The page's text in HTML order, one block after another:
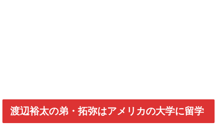
渡辺裕太の弟・拓弥はアメリカの大学に留学